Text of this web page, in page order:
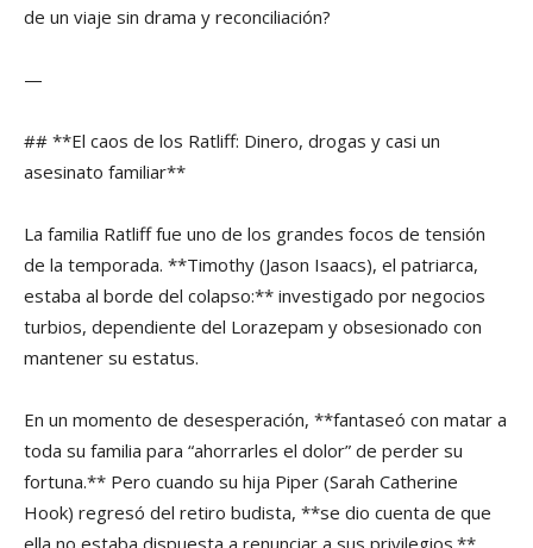
de un viaje sin drama y reconciliación?
—
## **El caos de los Ratliff: Dinero, drogas y casi un
asesinato familiar**
La familia Ratliff fue uno de los grandes focos de tensión
de la temporada. **Timothy (Jason Isaacs), el patriarca,
estaba al borde del colapso:** investigado por negocios
turbios, dependiente del Lorazepam y obsesionado con
mantener su estatus.
En un momento de desesperación, **fantaseó con matar a
toda su familia para “ahorrarles el dolor” de perder su
fortuna.** Pero cuando su hija Piper (Sarah Catherine
Hook) regresó del retiro budista, **se dio cuenta de que